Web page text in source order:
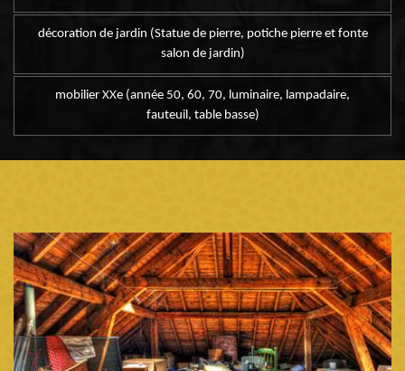
décoration de jardin (Statue de pierre, potiche pierre et fonte
salon de jardin)
mobilier XXe (année 50, 60, 70, luminaire, lampadaire,
fauteuil, table basse)